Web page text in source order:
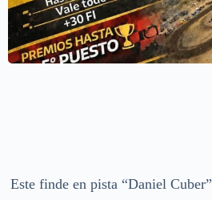
Este finde en pista “Daniel Cuber”